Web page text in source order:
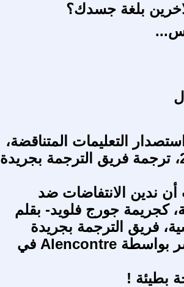
بلغة جسدك؟
التعليمات المتناقضة،
بلقم نيكو هيرت، غشت 2018، ترجمة فريق الترجمة بجريدة
أن ندين الانتفاضات ضد
كجريمة جورج فلويد- بقلم
فريق الترجمة بجريدة
المناضل-ة الموقوفة. تم النشر بواسطة Alencontre في
بطيئة !